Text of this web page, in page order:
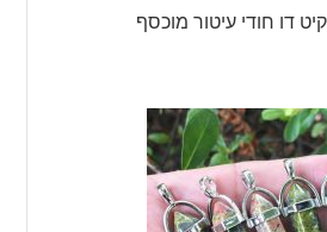
דו חודי עיטור מוכסף